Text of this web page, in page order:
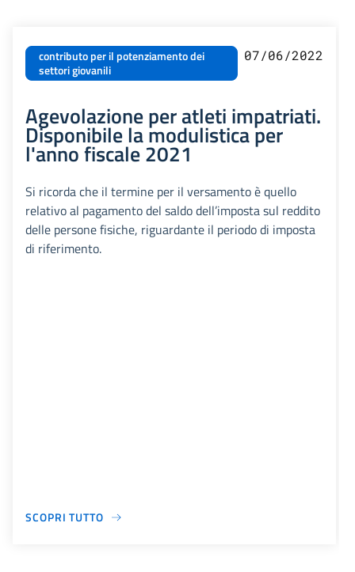
contributo per il potenziamento dei
settori giovanili
07/06/2022
Agevolazione per atleti impatriati.
Disponibile la modulistica per
l'anno fiscale 2021
Si ricorda che il termine per il versamento è quello
relativo al pagamento del saldo dell’imposta sul reddito
delle persone fisiche, riguardante il periodo di imposta
di riferimento.
SCOPRI TUTTO